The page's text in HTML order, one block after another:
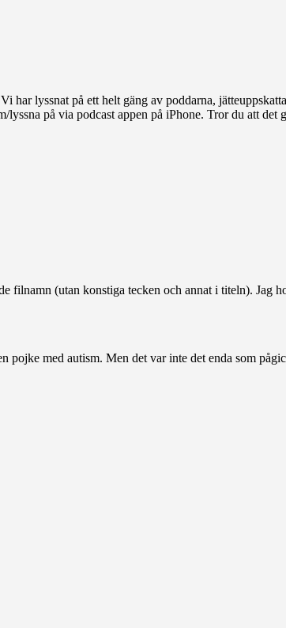
har lyssnat på ett helt gäng av poddarna,
på via podcast appen på iPhone. Tror du att det
filnamn (utan konstiga tecken och annat i titeln).
med autism. Men det var inte det enda som